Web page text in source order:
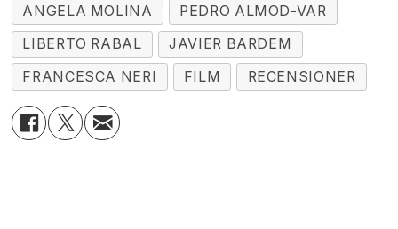
ANGELA MOLINA
PEDRO ALMOD-VAR
LIBERTO RABAL
JAVIER BARDEM
FRANCESCA NERI
FILM RECENSIONER